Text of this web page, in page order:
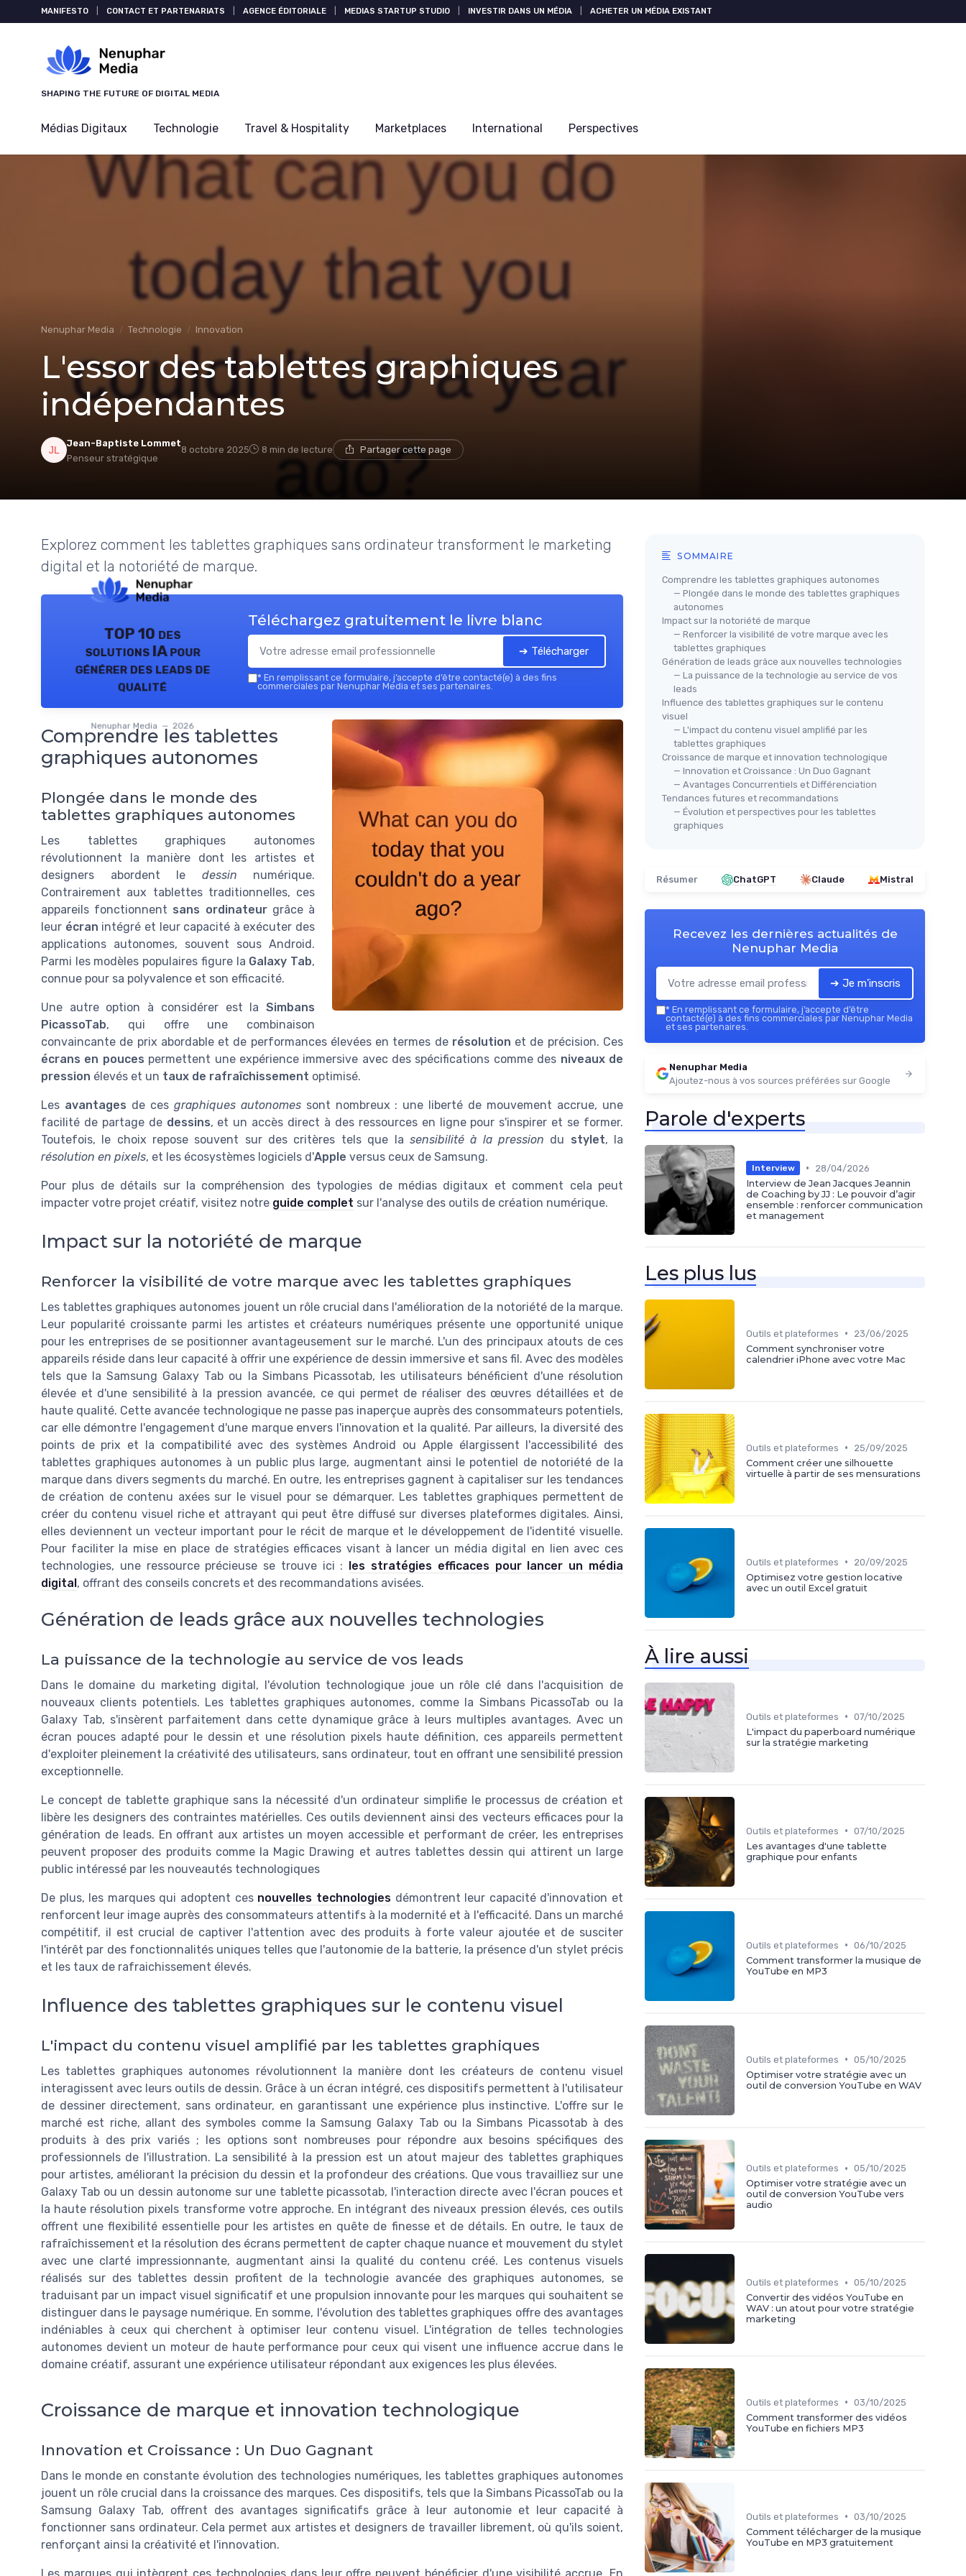
MANIFESTO CONTACT ET PARTENARIATS AGENCE ÉDITORIALE MEDIAS STARTUP STUDIO INVESTIR DANS UN MÉDIA ACHETER UN MÉDIA EXISTANT
SHAPING THE FUTURE OF DIGITAL MEDIA
Médias Digitaux Technologie Travel & Hospitality Marketplaces International Perspectives
Nenuphar Media Technologie Innovation
L'essor des tablettes graphiques
indépendantes
Jean-Baptiste Lommet
Penseur stratégique
8 octobre 2025 8 min de lecture Partager cette page
Explorez comment les tablettes graphiques sans ordinateur transforment le marketing
digital et la notoriété de marque.
TOP 10 des
solutions IA pour
générer des leads de
qualité
Nenuphar Media — 2026
Téléchargez gratuitement le livre blanc
➔ Télécharger
* En remplissant ce formulaire, j’accepte d’être contacté(e) à des fins
commerciales par Nenuphar Media et ses partenaires.
Comprendre les tablettes
graphiques autonomes
Plongée dans le monde des
tablettes graphiques autonomes
Les tablettes graphiques autonomes
révolutionnent la manière dont les artistes et
designers abordent le dessin numérique.
Contrairement aux tablettes traditionnelles, ces
appareils fonctionnent sans ordinateurgrâce à
leur écran intégré et leur capacité à exécuter des
applications autonomes, souvent sous Android.
Parmi les modèles populaires figure la Galaxy Tab,
connue pour sa polyvalence et son efficacité.
Une autre option à considérer est la Simbans
PicassoTab, qui offre une combinaison
convaincante de prix abordable et de performances élevées en termes de résolution et de précision. Ces
écrans en pouces permettent une expérience immersive avec des spécifications comme des niveaux de
pression élevés et un taux de rafraîchissement optimisé.
Les avantages de ces graphiques autonomessont nombreux : une liberté de mouvement accrue, une
facilité de partage de dessins, et un accès direct à des ressources en ligne pour s'inspirer et se former.
Toutefois, le choix repose souvent sur des critères tels que la sensibilité à la pression du stylet, la
résolution en pixels, et les écosystèmes logiciels d'Apple versus ceux de Samsung.
Pour plus de détails sur la compréhension des typologies de médias digitaux et comment cela peut
impacter votre projet créatif, visitez notre guide complet sur l'analyse des outils de création numérique.
Impact sur la notoriété de marque
Renforcer la visibilité de votre marque avec les tablettes graphiques
Les tablettes graphiques autonomes jouent un rôle crucial dans l'amélioration de la notoriété de la marque.
Leur popularité croissante parmi les artistes et créateurs numériques présente une opportunité unique
pour les entreprises de se positionner avantageusement sur le marché. L'un des principaux atouts de ces
appareils réside dans leur capacité à offrir une expérience de dessin immersive et sans fil. Avec des modèles
tels que la Samsung Galaxy Tab ou la Simbans Picassotab, les utilisateurs bénéficient d'une résolution
élevée et d'une sensibilité à la pression avancée, ce qui permet de réaliser des œuvres détaillées et de
haute qualité. Cette avancée technologique ne passe pas inaperçue auprès des consommateurs potentiels,
car elle démontre l'engagement d'une marque envers l'innovation et la qualité. Par ailleurs, la diversité des
points de prix et la compatibilité avec des systèmes Android ou Apple élargissent l'accessibilité des
tablettes graphiques autonomes à un public plus large, augmentant ainsi le potentiel de notoriété de la
marque dans divers segments du marché. En outre, les entreprises gagnent à capitaliser sur les tendances
de création de contenu axées sur le visuel pour se démarquer. Les tablettes graphiques permettent de
créer du contenu visuel riche et attrayant qui peut être diffusé sur diverses plateformes digitales. Ainsi,
elles deviennent un vecteur important pour le récit de marque et le développement de l'identité visuelle.
Pour faciliter la mise en place de stratégies efficaces visant à lancer un média digital en lien avec ces
technologies, une ressource précieuse se trouve ici :
les stratégies efficaces pour lancer un média
digital , offrant des conseils concrets et des recommandations avisées.
Génération de leads grâce aux nouvelles technologies
La puissance de la technologie au service de vos leads
Dans le domaine du marketing digital, l'évolution technologique joue un rôle clé dans l'acquisition de
nouveaux clients potentiels. Les tablettes graphiques autonomes, comme la Simbans PicassoTab ou la
Galaxy Tab, s'insèrent parfaitement dans cette dynamique grâce à leurs multiples avantages. Avec un
écran pouces adapté pour le dessin et une résolution pixels haute définition, ces appareils permettent
d'exploiter pleinement la créativité des utilisateurs, sans ordinateur, tout en offrant une sensibilité pression
exceptionnelle.
Le concept de tablette graphique sans la nécessité d'un ordinateur simplifie le processus de création et
libère les designers des contraintes matérielles. Ces outils deviennent ainsi des vecteurs efficaces pour la
génération de leads. En offrant aux artistes un moyen accessible et performant de créer, les entreprises
peuvent proposer des produits comme la Magic Drawing et autres tablettes dessin qui attirent un large
public intéressé par les nouveautés technologiques
De plus, les marques qui adoptent ces nouvelles technologiesdémontrent leur capacité d'innovation et
renforcent leur image auprès des consommateurs attentifs à la modernité et à l'efficacité. Dans un marché
compétitif, il est crucial de captiver l'attention avec des produits à forte valeur ajoutée et de susciter
l'intérêt par des fonctionnalités uniques telles que l'autonomie de la batterie, la présence d'un stylet précis
et les taux de rafraichissement élevés.
Influence des tablettes graphiques sur le contenu visuel
L'impact du contenu visuel amplifié par les tablettes graphiques
Les tablettes graphiques autonomes révolutionnent la manière dont les créateurs de contenu visuel
interagissent avec leurs outils de dessin. Grâce à un écran intégré, ces dispositifs permettent à l'utilisateur
de dessiner directement, sans ordinateur, en garantissant une expérience plus instinctive. L'offre sur le
marché est riche, allant des symboles comme la Samsung Galaxy Tab ou la Simbans Picassotab à des
produits à des prix variés ; les options sont nombreuses pour répondre aux besoins spécifiques des
professionnels de l'illustration. La sensibilité à la pression est un atout majeur des tablettes graphiques
pour artistes, améliorant la précision du dessin et la profondeur des créations. Que vous travailliez sur une
Galaxy Tab ou un dessin autonome sur une tablette picassotab, l'interaction directe avec l'écran pouces et
la haute résolution pixels transforme votre approche. En intégrant des niveaux pression élevés, ces outils
offrent une flexibilité essentielle pour les artistes en quête de finesse et de détails. En outre, le taux de
rafraîchissement et la résolution des écrans permettent de capter chaque nuance et mouvement du stylet
avec une clarté impressionnante, augmentant ainsi la qualité du contenu créé. Les contenus visuels
réalisés sur des tablettes dessin profitent de la technologie avancée des graphiques autonomes, se
traduisant par un impact visuel significatif et une propulsion innovante pour les marques qui souhaitent se
distinguer dans le paysage numérique. En somme, l'évolution des tablettes graphiques offre des avantages
indéniables à ceux qui cherchent à optimiser leur contenu visuel. L'intégration de telles technologies
autonomes devient un moteur de haute performance pour ceux qui visent une influence accrue dans le
domaine créatif, assurant une expérience utilisateur répondant aux exigences les plus élevées.
Croissance de marque et innovation technologique
Innovation et Croissance : Un Duo Gagnant
Dans le monde en constante évolution des technologies numériques, les tablettes graphiques autonomes
jouent un rôle crucial dans la croissance des marques. Ces dispositifs, tels que la Simbans PicassoTab ou la
Samsung Galaxy Tab, offrent des avantages significatifs grâce à leur autonomie et leur capacité à
fonctionner sans ordinateur. Cela permet aux artistes et designers de travailler librement, où qu'ils soient,
renforçant ainsi la créativité et l'innovation.
SOMMAIRE
Comprendre les tablettes graphiques autonomes
— Plongée dans le monde des tablettes graphiques
autonomes
Impact sur la notoriété de marque
— Renforcer la visibilité de votre marque avec les
tablettes graphiques
Génération de leads grâce aux nouvelles technologies
— La puissance de la technologie au service de vos
leads
Influence des tablettes graphiques sur le contenu
visuel
— L'impact du contenu visuel amplifié par les
tablettes graphiques
Croissance de marque et innovation technologique
— Innovation et Croissance : Un Duo Gagnant
— Avantages Concurrentiels et Différenciation
Tendances futures et recommandations
— Évolution et perspectives pour les tablettes
graphiques
Résumer ChatGPT Claude Mistral
Recevez les dernières actualités de
Nenuphar Media
➔ Je m'inscris
* En remplissant ce formulaire, j’accepte d’être
contacté(e) à des fins commerciales par Nenuphar Media
et ses partenaires.
Nenuphar Media
Ajoutez-nous à vos sources préférées sur Google
Parole d'experts
Interview •
28/04/2026
Interview de Jean Jacques Jeannin
de Coaching by JJ : Le pouvoir d’agir
ensemble : renforcer communication
et management
Les plus lus
Outils et plateformes •
23/06/2025
Comment synchroniser votre
calendrier iPhone avec votre Mac
Outils et plateformes •
25/09/2025
Comment créer une silhouette
virtuelle à partir de ses mensurations
Outils et plateformes •
20/09/2025
Optimisez votre gestion locative
avec un outil Excel gratuit
À lire aussi
Outils et plateformes • 07/10/2025
L'impact du paperboard numérique
sur la stratégie marketing
Outils et plateformes • 07/10/2025
Les avantages d'une tablette
graphique pour enfants
Outils et plateformes • 06/10/2025
Comment transformer la musique de
YouTube en MP3
Outils et plateformes • 05/10/2025
Optimiser votre stratégie avec un
outil de conversion YouTube en WAV
Outils et plateformes • 05/10/2025
Optimiser votre stratégie avec un
outil de conversion YouTube vers
audio
Outils et plateformes • 05/10/2025
Convertir des vidéos YouTube en
WAV : un atout pour votre stratégie
marketing
Outils et plateformes • 03/10/2025
Comment transformer des vidéos
YouTube en fichiers MP3
Outils et plateformes • 03/10/2025
Comment télécharger de la musique
YouTube en MP3 gratuitement
Panneau de gestion des cookies